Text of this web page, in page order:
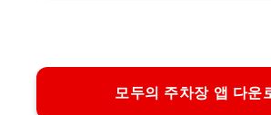
모두의 주차장 앱 다운